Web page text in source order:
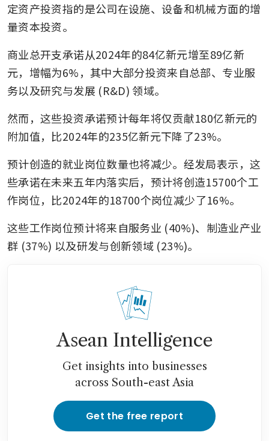
定资产投资指的是公司在设施、设备和机械方面的增
量资本投资。
商业总开支承诺从2024年的84亿新元增至89亿新
元，增幅为6%，其中大部分投资来自总部、专业服
务以及研究与发展 (R&D) 领域。
然而，这些投资承诺预计每年将仅贡献180亿新元的
附加值，比2024年的235亿新元下降了23%。
预计创造的就业岗位数量也将减少。经发局表示，这
些承诺在未来五年内落实后，预计将创造15700个工
作岗位，比2024年的18700个岗位减少了16%。
这些工作岗位预计将来自服务业 (40%)、制造业产业
群 (37%) 以及研发与创新领域 (23%)。
Asean Intelligence
Get insights into businesses
across South-east Asia
Get the free report